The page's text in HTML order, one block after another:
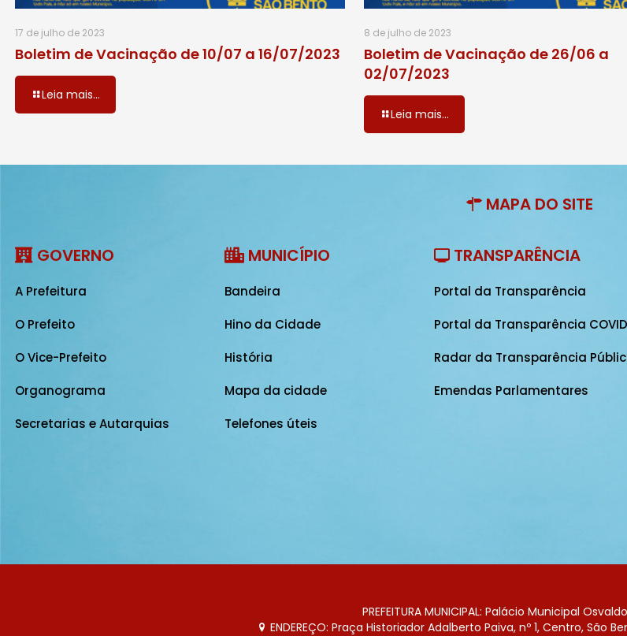
17 de julho de 2023
Boletim de Vacinação de 10/07 a 16/07/2023
Leia mais...
8 de julho de 2023
Boletim de Vacinação de 26/06 a
02/07/2023
Leia mais...
MAPA DO SITE
GOVERNO
A Prefeitura
O Prefeito
O Vice-Prefeito
Organograma
Secretarias e Autarquias
MUNICÍPIO
Bandeira
Hino da Cidade
História
Mapa da cidade
Telefones úteis
TRANSPARÊNCIA
Portal da Transparência
Portal da Transparência
Radar da Transparência
Emendas Parlamentares
PREFEITURA MUNICIPAL: Palácio Municipal
ENDEREÇO: Praça Historiador Adalberto Paiva, nº 1, Centro, São